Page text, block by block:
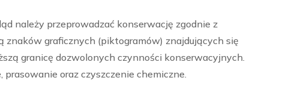
należy przeprowadzać konserwację zgodnie z
znaków graficznych (piktogramów) znajdujących się
granicę dozwolonych czynności konserwacyjnych.
oraz czyszczenie chemiczne.